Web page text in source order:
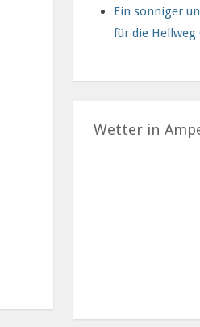
Ein sonniger
für die Hellweg
Wetter in